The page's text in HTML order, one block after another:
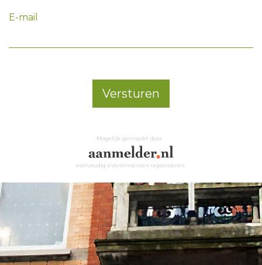
E-mail
Versturen
Mogelijk gemaakt door
eenvoudig evenementen organiseren